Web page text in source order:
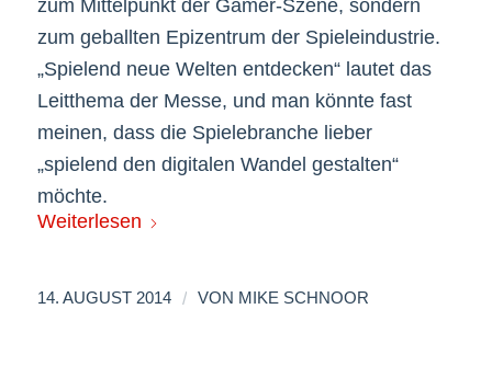
zum Mittelpunkt der Gamer-Szene, sondern
zum geballten Epizentrum der Spieleindustrie.
„Spielend neue Welten entdecken“ lautet das
Leitthema der Messe, und man könnte fast
meinen, dass die Spielebranche lieber
„spielend den digitalen Wandel gestalten“
möchte.
Weiterlesen
14. AUGUST 2014 / VON MIKE SCHNOOR